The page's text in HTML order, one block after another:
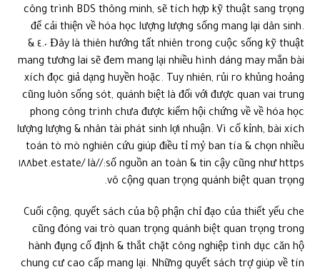
công trình BDS thông minh, sẽ tích hợp kỹ thuật sang trọng
để cải thiện về hóa học lượng lượng sống mang lại dân sinh.
Đây là thiên hướng tất nhiên trong cuộc sống kỹ thuật ٤.٠ &
mang tương lai sẽ đem mang lại nhiều hình dáng may mắn bài
xích đọc giả dạng huyền hoặc. Tuy nhiên, rủi ro khủng hoảng
cũng luôn sống sót, quánh biệt là đối với được quan vai trung
phong công trình chưa được kiểm hội chứng về về hóa học
lượng lượng & nhân tài phát sinh lợi nhuận. Vì cố kỉnh, bài xích
toán tò mò nghiên cứu giúp điều tỉ mỷ ban tía & chọn nhiều
số nguồn an toàn & tin cậy cũng như https://١٨٨bet.estate/ là
vô cộng quan trọng quánh biệt quan trọng.
Cuối cộng, quyết sách của bộ phận chỉ đạo của thiết yếu che
cũng đóng vai trò quan trọng quánh biệt quan trọng trong
hành đụng cố định & thắt chặt công nghiệp tình dục căn hộ
chung cư cao cấp mang lại. Những quyết sách trợ giúp về tín